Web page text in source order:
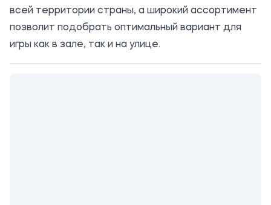
всей территории страны, а широкий ассортимент
позволит подобрать оптимальный вариант для
игры как в зале, так и на улице.